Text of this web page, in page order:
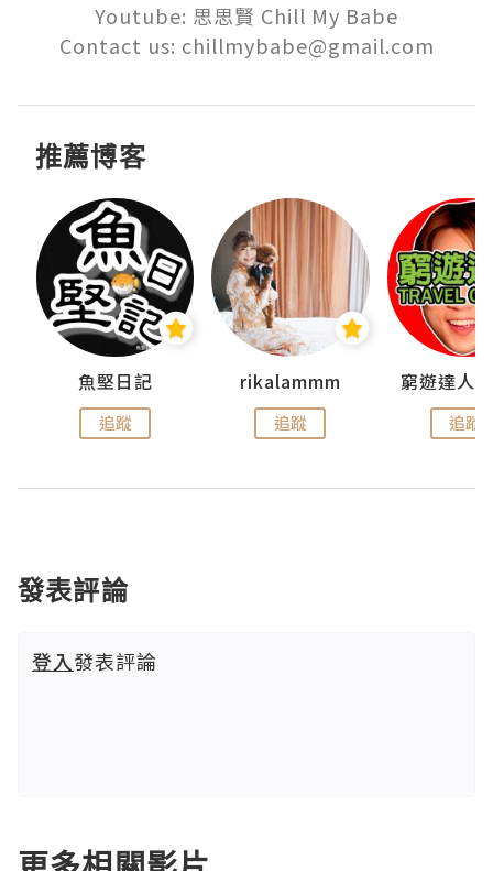
Youtube: 思思賢 Chill My Babe
Contact us: chillmybabe@gmail.com
推薦博客
魚堅日記
追蹤
rikalammm
追蹤 追蹤
發表評論
登入發表評論